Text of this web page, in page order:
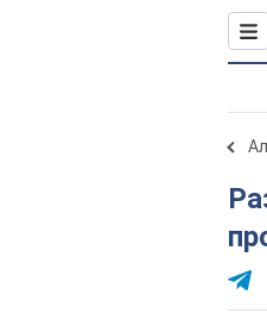
Раздел § 1. Повторення та розширення відомостей